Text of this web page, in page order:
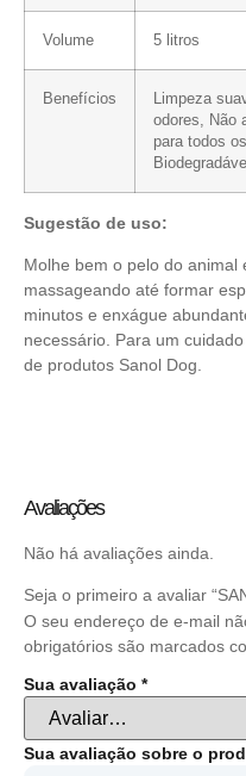
Volume 5 litros
Benefícios
Limpeza
odores, Não
para todos
Sugestão de uso:
Molhe bem o pelo do animal
massageando até formar
minutos e enxágue
necessário. Para um
de produtos Sanol Dog.
Avaliações
Não há avaliações ainda.
Seja o primeiro a avaliar
O seu endereço de e-mail
obrigatórios são marcados
Sua avaliação *
Sua avaliação sobre o